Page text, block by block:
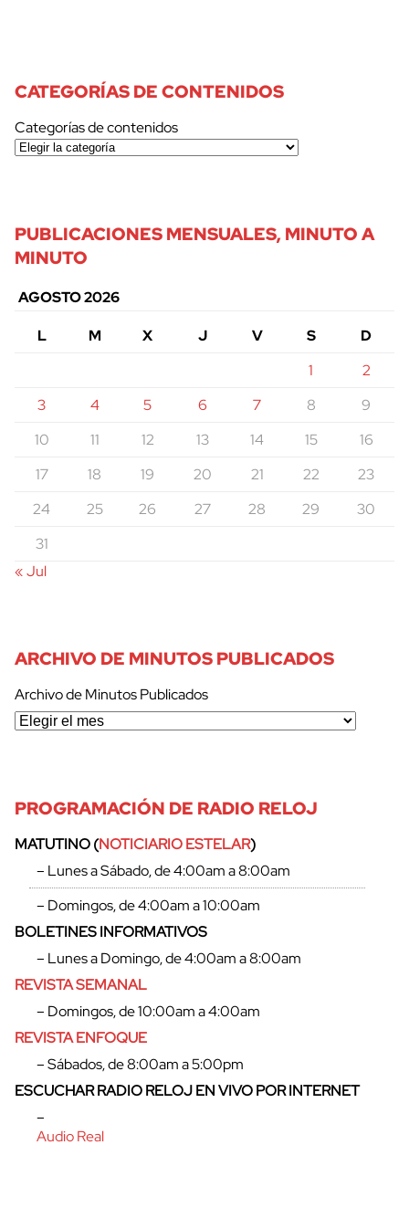
CATEGORÍAS DE CONTENIDOS
Categorías de contenidos
PUBLICACIONES MENSUALES, MINUTO A
MINUTO
AGOSTO 2026
L
M X J V S
D
1
2
3
4 5 6 7 8
9
10
11 12 13 14 15
16
17
18 19 20 21 22
23
24
25 26 27 28 29
30
31
« Jul
ARCHIVO DE MINUTOS PUBLICADOS
Archivo de Minutos Publicados
PROGRAMACIÓN DE RADIO RELOJ
MATUTINO (NOTICIARIO ESTELAR)
– Lunes a Sábado, de 4:00am a 8:00am
– Domingos, de 4:00am a 10:00am
BOLETINES INFORMATIVOS
– Lunes a Domingo, de 4:00am a 8:00am
REVISTA SEMANAL
– Domingos, de 10:00am a 4:00am
REVISTA ENFOQUE
– Sábados, de 8:00am a 5:00pm
ESCUCHAR RADIO RELOJ EN VIVO POR INTERNET
–
Audio Real